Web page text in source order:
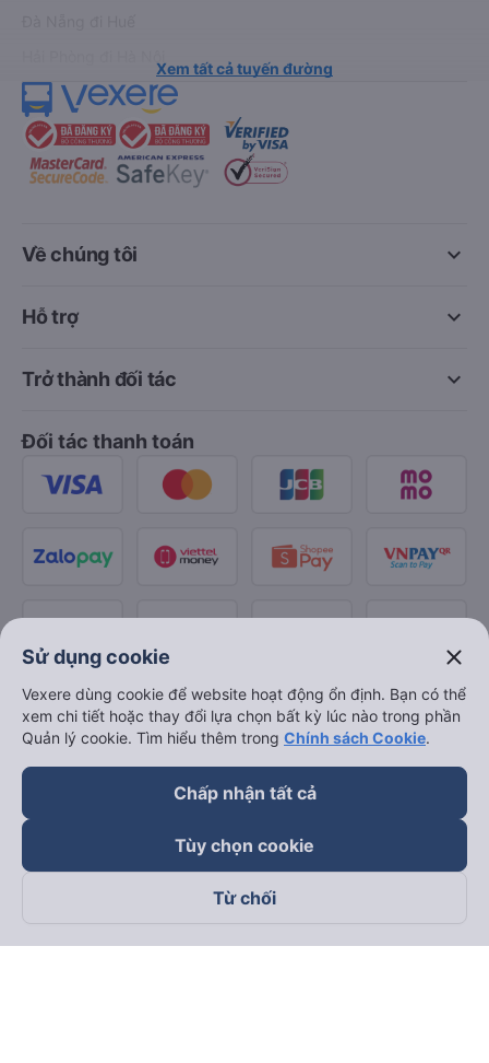
Xem tất cả tuyến đường
keyboard_arrow_down
Về chúng tôi
keyboard_arrow_down
Hỗ trợ
keyboard_arrow_down
Trở thành đối tác
Đối tác thanh toán
Theo dõi chúng tôi trên
Sử dụng cookie close
Vexere dùng cookie để website hoạt động ổn định. Bạn có thể
xem chi tiết hoặc thay đổi lựa chọn bất kỳ lúc nào trong phần
Quản lý cookie. Tìm hiểu thêm trong Chính sách Cookie.
Chấp nhận tất cả
Tùy chọn cookie
Từ chối